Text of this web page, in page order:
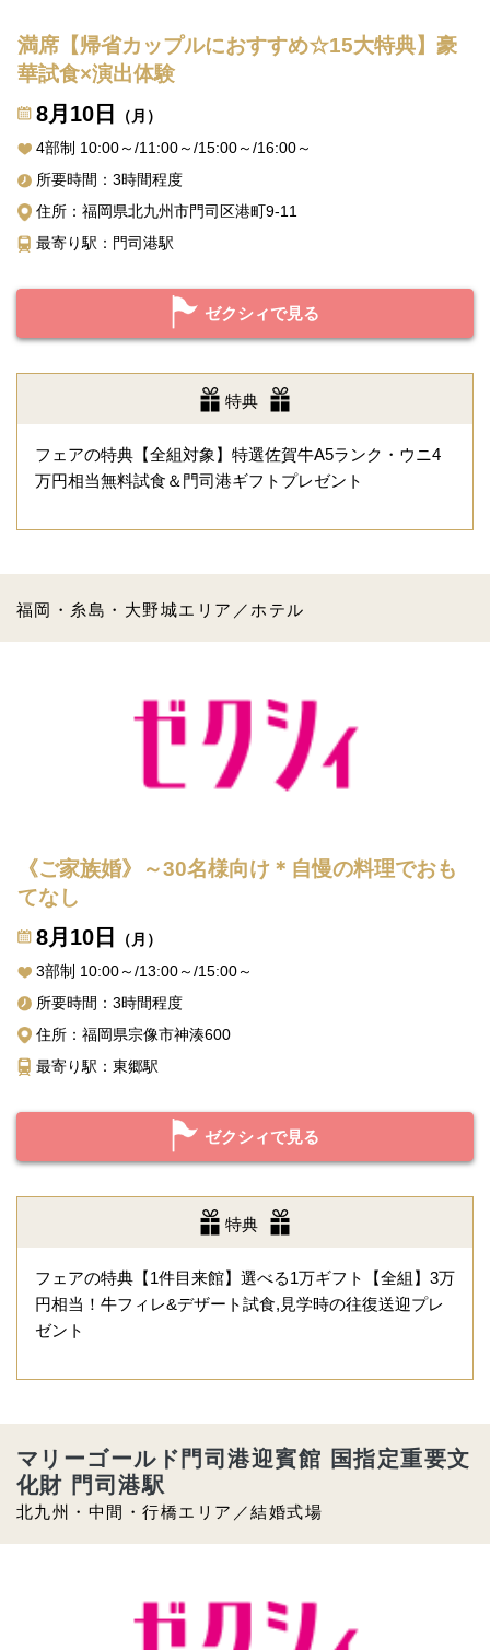
満席【帰省カップルにおすすめ☆15大特典】豪
華試食×演出体験
8月10日
（月）
4部制 10:00～/11:00～/15:00～/16:00～
所要時間：3時間程度
住所：福岡県北九州市門司区港町9-11
最寄り駅：門司港駅
ゼクシィで見る
特典
フェアの特典【全組対象】特選佐賀牛A5ランク・ウニ4
万円相当無料試食＆門司港ギフトプレゼント
福岡・糸島・大野城エリア／ホテル
《ご家族婚》～30名様向け＊自慢の料理でおも
てなし
8月10日
（月）
3部制 10:00～/13:00～/15:00～
所要時間：3時間程度
住所：福岡県宗像市神湊600
最寄り駅：東郷駅
ゼクシィで見る
特典
フェアの特典【1件目来館】選べる1万ギフト【全組】3万
円相当！牛フィレ&デザート試食,見学時の往復送迎プレ
ゼント
北九州・中間・行橋エリア／結婚式場
マリーゴールド門司港迎賓館 国指定重要文
化財 門司港駅